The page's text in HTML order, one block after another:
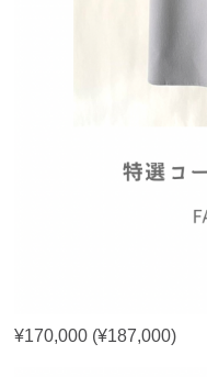
¥170,000 (¥187,000)